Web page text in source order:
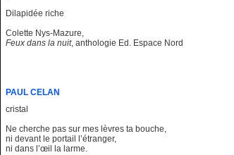
Dilapidée riche
Colette Nys-Mazure,
Feux dans la nuit, anthologie Ed. Espace Nord
PAUL CELAN
cristal
Ne cherche pas sur mes lèvres ta bouche,
ni devant le portail l’étranger,
ni dans l’œil la larme.